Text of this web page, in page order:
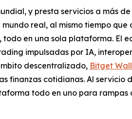
y presta servicios a más
real, al mismo tiempo
en una sola plataforma. El
impulsadas por IA,
descentralizado, Bitget
finanzas cotidianas. Al servicio
todo en uno para